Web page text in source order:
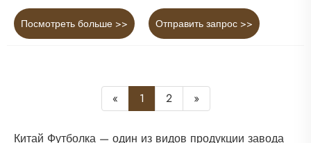
Посмотреть больше >> Отправить запрос >>
« 1 2 »
Китай Футболка — один из видов продукции завода